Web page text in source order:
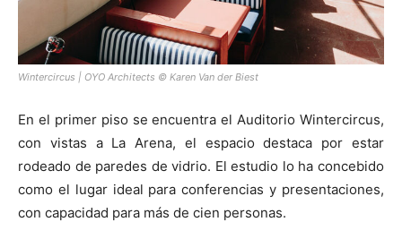
Wintercircus | OYO Architects © Karen Van der Biest
En el primer piso se encuentra el Auditorio Wintercircus,
con vistas a La Arena, el espacio destaca por estar
rodeado de paredes de vidrio. El estudio lo ha concebido
como el lugar ideal para conferencias y presentaciones,
con capacidad para más de cien personas.